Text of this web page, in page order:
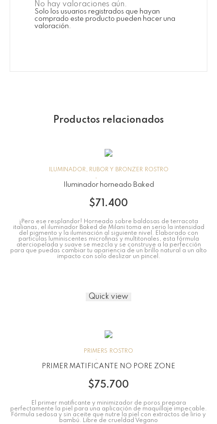
No hay valoraciones aún.
Solo los usuarios registrados que hayan
comprado este producto pueden hacer una
valoración.
Productos relacionados
ILUMINADOR, RUBOR Y BRONZER ROSTRO
Iluminador horneado Baked
$71.400
¡Pero ese resplandor! Horneado sobre baldosas de terracota
italianas, el iluminador Baked de Milani toma en serio la intensidad
del pigmento y la iluminación al siguiente nivel. Elaborado con
particulas luminiscentes microfinas y multitonales, esta fórmula
aterciopelada y suave se mezcla y se construye a la perfección
para que puedas cambiar tu apariencia de un brillo natural a un alto
impacto con solo deslizar un pincel.
Quick view
PRIMERS ROSTRO
PRIMER MATIFICANTE NO PORE ZONE
$75.700
El primer matificante y minimizador de poros prepara
perfectamente la piel para una aplicación de maquillaje impecable.
Fórmula sedosa y sin aceite que nutre la piel con extractos de lirio y
bambú. Libre de crueldad Vegano